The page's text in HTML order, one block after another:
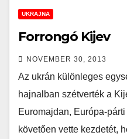
UKRAJNA
Forrongó Kijev
NOVEMBER 30, 2013
Az ukrán különleges
hajnalban szétverték a
Euromajdan, Európa-
követően vette kezdetét,